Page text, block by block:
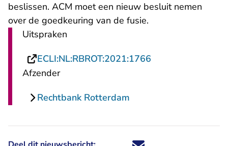
beslissen. ACM moet een nieuw besluit nemen
over de goedkeuring van de fusie.
Uitspraken
ECLI:NL:RBROT:2021:1766
Afzender
Rechtbank Rotterdam